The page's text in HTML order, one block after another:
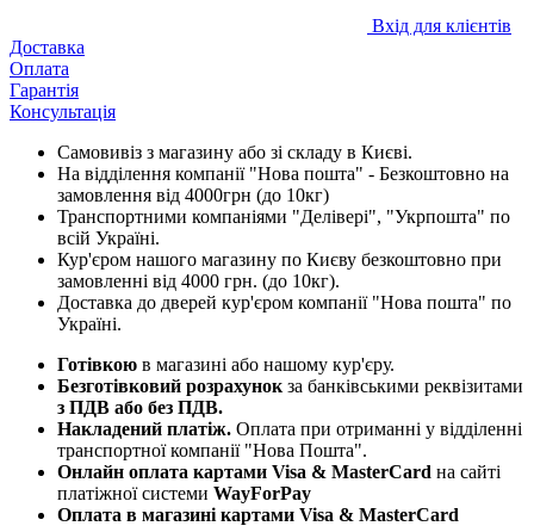
Вхід для клієнтів
Доставка
Оплата
Гарантія
Консультація
Самовивіз з магазину або зі складу в Києві.
На відділення компанії "Нова пошта" - Безкоштовно на
замовлення від 4000грн (до 10кг)
Транспортними компаніями "Делівері", "Укрпошта" по
всій Україні.
Кур'єром нашого магазину по Києву безкоштовно при
замовленні від 4000 грн. (до 10кг).
Доставка до дверей кур'єром компанії "Нова пошта" по
Україні.
Готівкою в магазині або нашому кур'єру.
Безготівковий розрахунок за банківськими реквізитами
з ПДВ або без ПДВ.
Накладений платіж. Оплата при отриманні у відділенні
транспортної компанії "Нова Пошта".
Онлайн оплата картами Visa & MasterCard на сайті
платіжної системи WayForPay
Оплата в магазині картами Visa & MasterCard